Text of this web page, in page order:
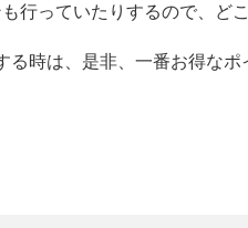
行っていたりするので、ど
る時は、是非、一番お得なポ